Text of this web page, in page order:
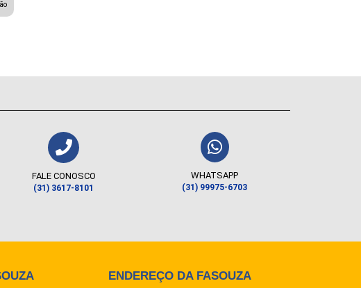
FALE CONOSCO
(31) 3617-8101
WHATSAPP
(31) 99975-6703
ENDEREÇO DA FASOUZA